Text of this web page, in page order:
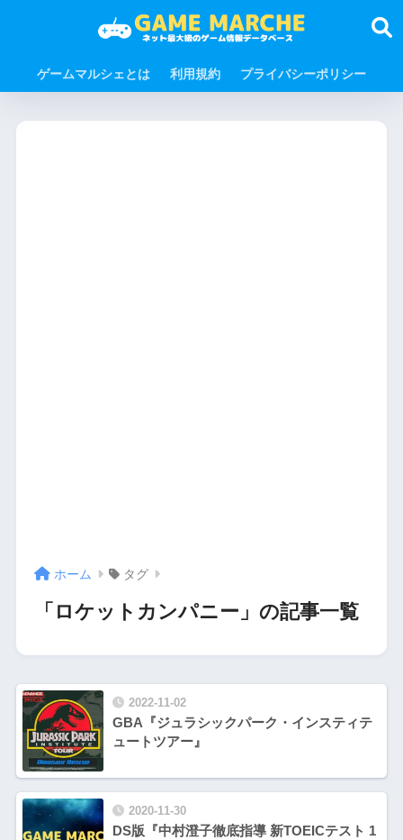
ゲームマルシェとは 利用規約 プライバシーポリシー
ホーム タグ
「ロケットカンパニー」の記事一覧
2022-11-02
GBA『ジュラシックパーク・インスティテ
ュートツアー』
2020-11-30
DS版『中村澄子徹底指導 新TOEICテスト 1